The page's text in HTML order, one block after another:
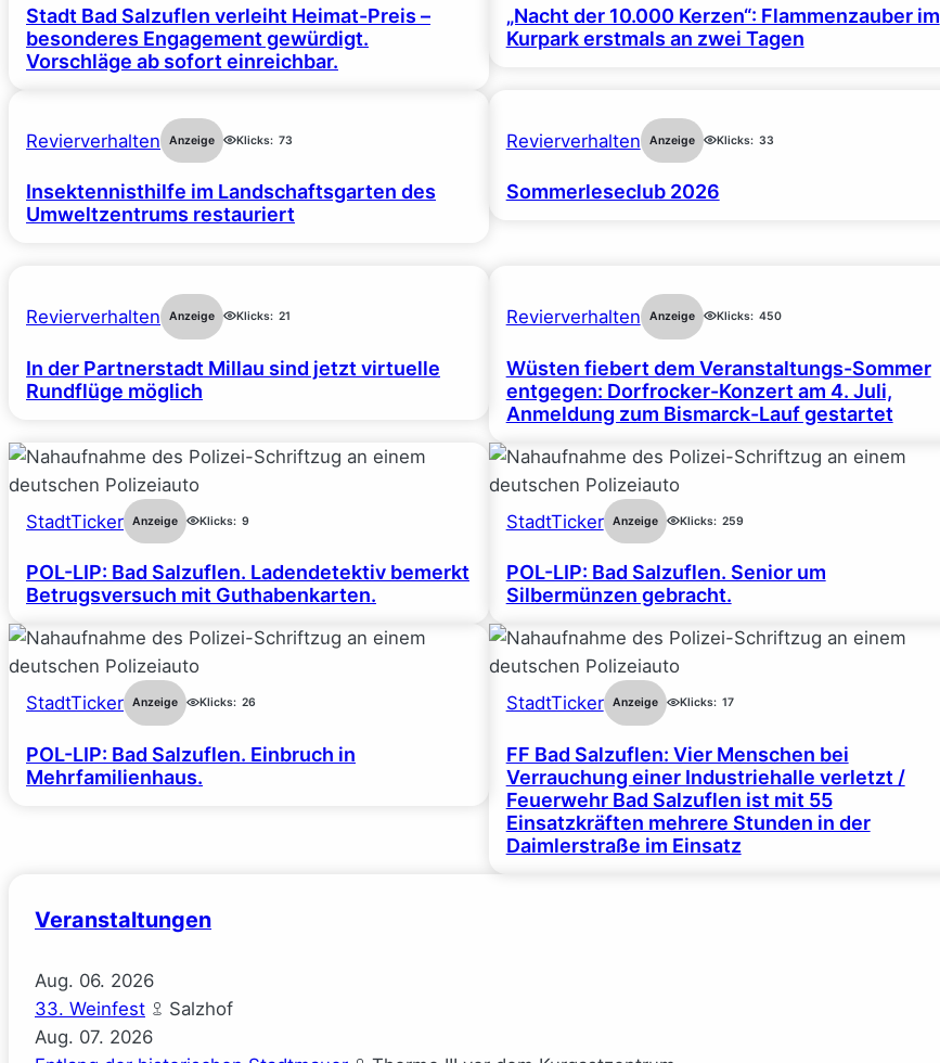
Stadt Bad Salzuflen verleiht Heimat-Preis –
besonderes Engagement gewürdigt.
Vorschläge ab sofort einreichbar.
„Nacht der 10.000 Kerzen“: Flammenzauber im
Kurpark erstmals an zwei Tagen
Revierverhalten Anzeige Klicks: 73
Insektennisthilfe im Landschaftsgarten des
Umweltzentrums restauriert
Revierverhalten Anzeige Klicks: 33
Sommerleseclub 2026
Revierverhalten Anzeige Klicks: 21
In der Partnerstadt Millau sind jetzt virtuelle
Rundflüge möglich
Revierverhalten Anzeige Klicks: 450
Wüsten fiebert dem Veranstaltungs-Sommer
entgegen: Dorfrocker-Konzert am 4. Juli,
Anmeldung zum Bismarck-Lauf gestartet
StadtTicker Anzeige Klicks: 9
POL-LIP: Bad Salzuflen. Ladendetektiv bemerkt
Betrugsversuch mit Guthabenkarten.
StadtTicker Anzeige Klicks: 259
POL-LIP: Bad Salzuflen. Senior um
Silbermünzen gebracht.
StadtTicker Anzeige Klicks: 26
POL-LIP: Bad Salzuflen. Einbruch in
Mehrfamilienhaus.
StadtTicker Anzeige Klicks: 17
FF Bad Salzuflen: Vier Menschen bei
Verrauchung einer Industriehalle verletzt /
Feuerwehr Bad Salzuflen ist mit 55
Einsatzkräften mehrere Stunden in der
Daimlerstraße im Einsatz
Veranstaltungen
Aug. 06. 2026
33. Weinfest
Salzhof
Aug. 07. 2026